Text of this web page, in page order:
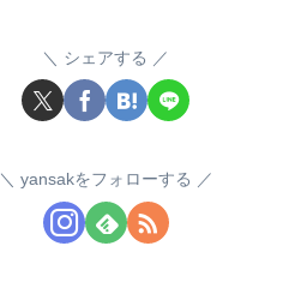
シェアする
yansakをフォローする